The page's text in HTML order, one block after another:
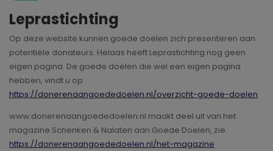
Leprastichting
Op deze website kunnen goede doelen zich presenteren aan
potentiële donateurs. Helaas heeft Leprastichting nog geen
eigen pagina. De goede doelen die wel een eigen pagina
hebben, vindt u op
https://donerenaangoededoelen.nl/overzicht-goede-doelen.
www.donerenaangoededoelen.nl maakt deel uit van het
magazine Schenken & Nalaten aan Goede Doelen, zie
https://donerenaangoededoelen.nl/het-magazine